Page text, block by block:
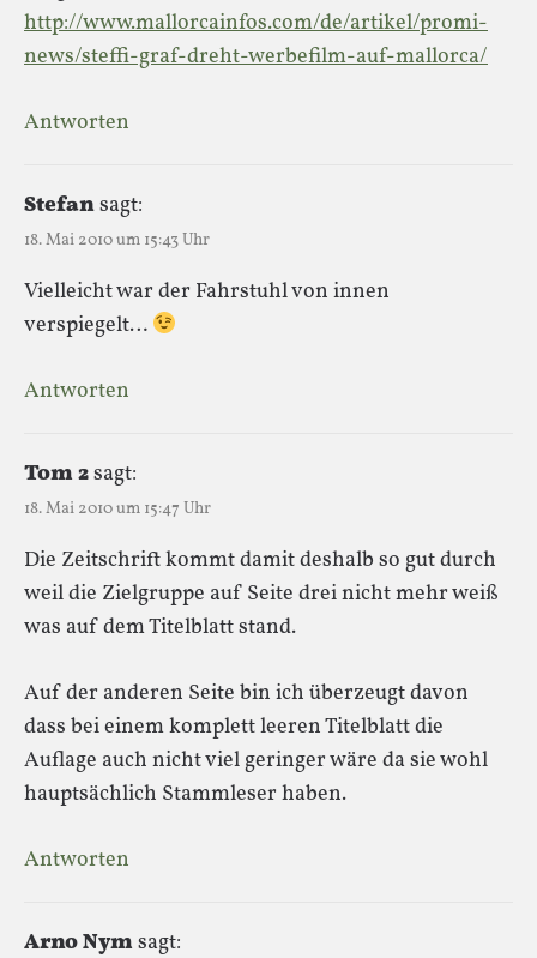
http://www.mallorcainfos.com/de/artikel/promi-
news/steffi-graf-dreht-werbefilm-auf-mallorca/
Antworten
Stefansagt:
18. Mai 2010 um 15:43 Uhr
Vielleicht war der Fahrstuhl von innen
verspiegelt…
Antworten
Tom 2sagt:
18. Mai 2010 um 15:47 Uhr
Die Zeitschrift kommt damit deshalb so gut durch
weil die Zielgruppe auf Seite drei nicht mehr weiß
was auf dem Titelblatt stand.
Auf der anderen Seite bin ich überzeugt davon
dass bei einem komplett leeren Titelblatt die
Auflage auch nicht viel geringer wäre da sie wohl
hauptsächlich Stammleser haben.
Antworten
Arno Nymsagt: